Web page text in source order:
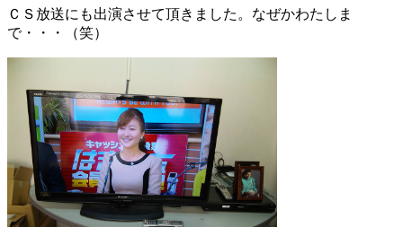
ＣＳ放送にも出演させて頂きました。なぜかわたしま
で・・・（笑）